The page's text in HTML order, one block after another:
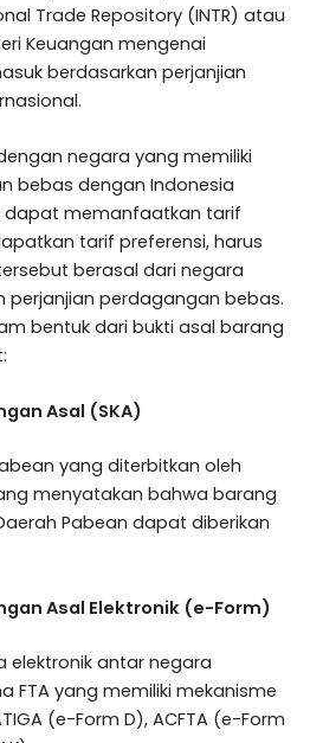
Trade Repository (INTR) atau
Keuangan mengenai
berdasarkan perjanjian
negara yang memiliki
bebas dengan Indonesia
memanfaatkan tarif
tarif preferensi, harus
berasal dari negara
perdagangan bebas.
bentuk dari bukti asal barang
Asal (SKA)
yang diterbitkan oleh
menyatakan bahwa barang
Pabean dapat diberikan
Asal Elektronik (e-Form)
elektronik antar negara
FTA yang memiliki mekanisme
(e-Form D), ACFTA (e-Form